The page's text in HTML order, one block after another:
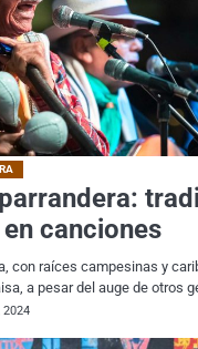
canciones
con raíces campesinas y
a pesar del auge de otros
2024